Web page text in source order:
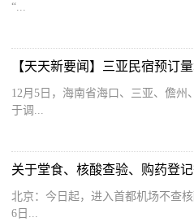
“...
12月5日，海南省海口、三亚、儋州
于调...
关于堂食、核酸查验、购药登
北京：今日起，进入首都机场不查
6日...